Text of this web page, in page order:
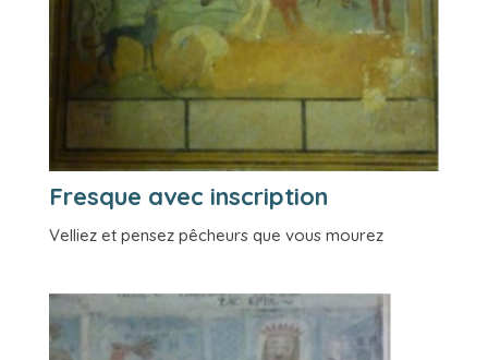
Fresque avec inscription
Velliez et pensez pêcheurs que vous mourez